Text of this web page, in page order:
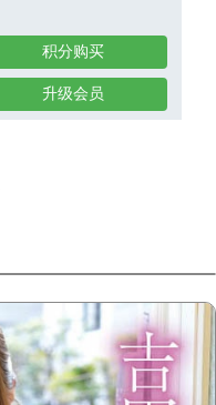
积分购买
升级会员